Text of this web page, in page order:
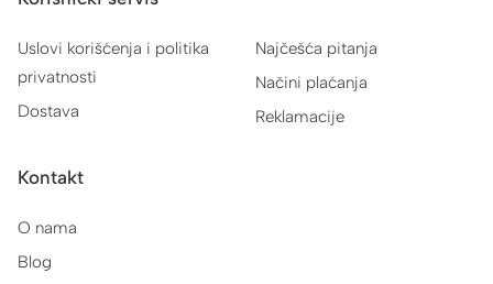
Uslovi korišćenja i politika
privatnosti
Dostava
Najčešća pitanja
Načini plaćanja
Reklamacije
Kontakt
O nama
Blog